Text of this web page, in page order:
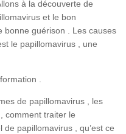
à la découverte de
et le bon
bonne guérison . Les causes
le papillomavirus , une
.
de papillomavirus , les
comment traiter le
papillomavirus , qu’est ce